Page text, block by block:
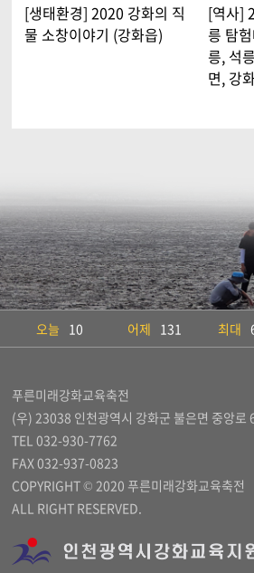
[생태환경] 2020 강화의 직
물 소창이야기 (강화읍)
[역사]
릉 탐
릉, 석
면, 강
오늘 10 어제 131 최대
푸른미래강화교육축전
(우) 23038 인천광역시 강화군 불은면 중앙로
TEL 032-930-7762
FAX 032-937-0823
COPYRIGHT © 2020 푸른미래강화교육축전
ALL RIGHT RESERVED.